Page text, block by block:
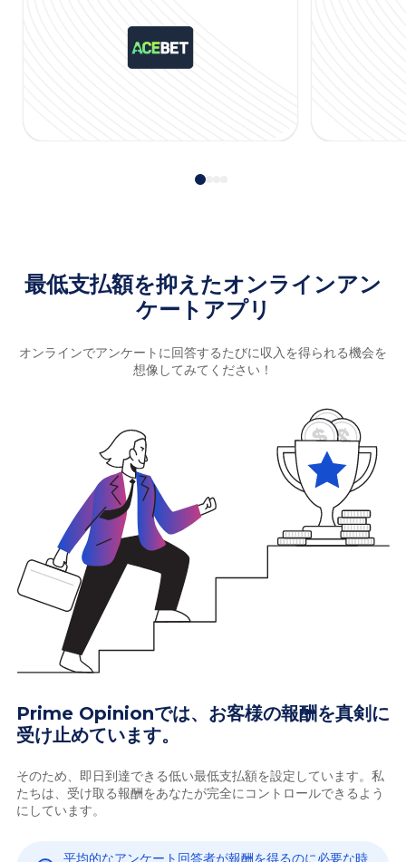
最低支払額を抑えたオンラインアン
ケートアプリ
オンラインでアンケートに回答するたびに収入を得られる機会を
想像してみてください！
Prime Opinionでは、お客様の報酬を真剣に
受け止めています。
そのため、即日到達できる低い最低支払額を設定しています。私
たちは、受け取る報酬をあなたが完全にコントロールできるよう
にしています。
平均的なアンケート回答者が報酬を得るのに必要な時